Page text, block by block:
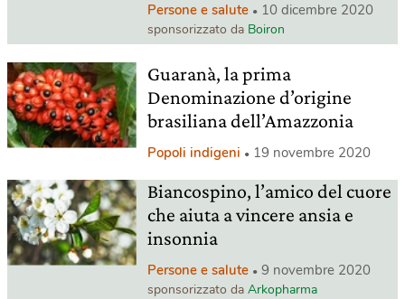
Persone e salute 10 dicembre 2020
sponsorizzato da Boiron
Guaranà, la prima
Denominazione d’origine
brasiliana dell’Amazzonia
Popoli indigeni 19 novembre 2020
Biancospino, l’amico del cuore
che aiuta a vincere ansia e
insonnia
Persone e salute 9 novembre 2020
sponsorizzato da Arkopharma